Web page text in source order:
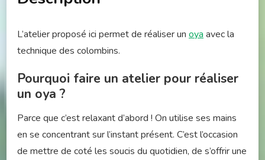
L’atelier proposé ici permet de réaliser un oya avec la
technique des colombins.
Pourquoi faire un atelier pour réaliser
un oya ?
Parce que c’est relaxant d’abord ! On utilise ses mains
en se concentrant sur l’instant présent. C’est l’occasion
de mettre de coté les soucis du quotidien, de s’offrir une